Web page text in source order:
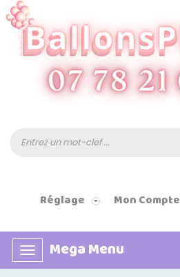
Réglage Mon Compte
Basculer
la
Mega Menu